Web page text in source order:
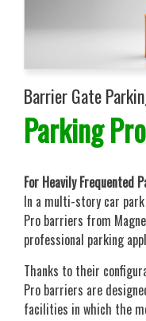
Barrier Gate
Parking Pro
For Heavily Frequented
In a multi-story car
Pro barriers from
professional parking
Thanks to their
Pro barriers are
facilities in which the